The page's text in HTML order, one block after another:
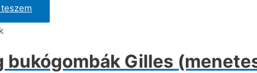
bukógombák Gilles